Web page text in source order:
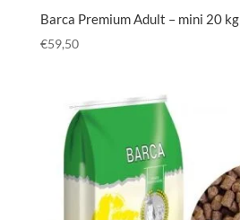
Barca Premium Adult – mini 20 kg
€59,50